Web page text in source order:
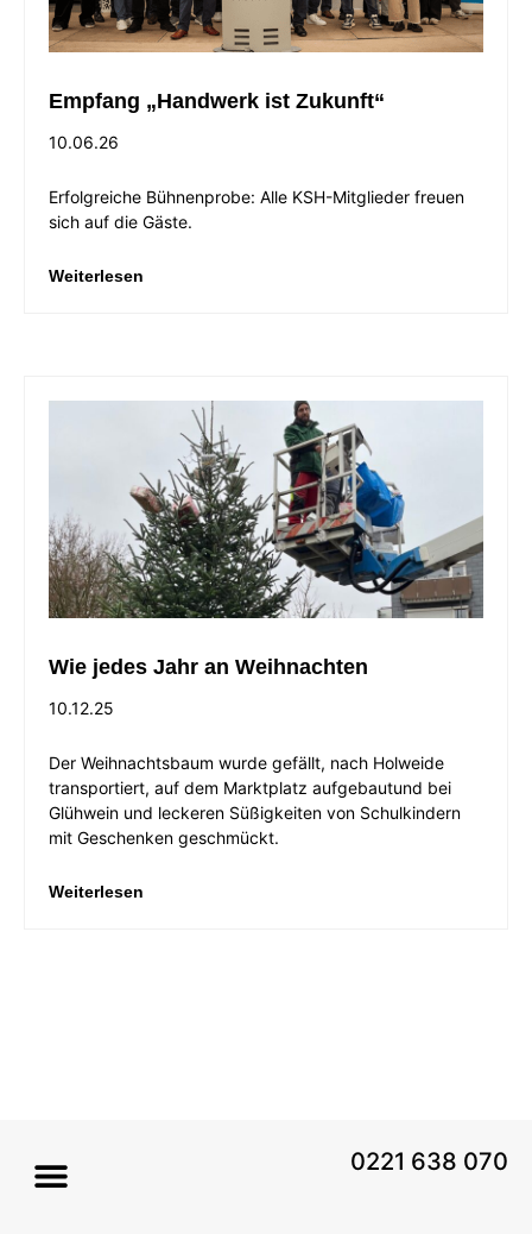
Empfang „Handwerk ist Zukunft“
10.06.26
Erfolgreiche Bühnenprobe: Alle KSH-Mitglieder freuen
sich auf die Gäste.
Weiterlesen
Wie jedes Jahr an Weihnachten
10.12.25
Der Weihnachtsbaum wurde gefällt, nach Holweide
transportiert, auf dem Marktplatz aufgebautund bei
Glühwein und leckeren Süßigkeiten von Schulkindern
mit Geschenken geschmückt.
Weiterlesen
0221 638 070